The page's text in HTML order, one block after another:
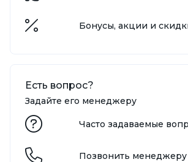
Бонусы, акции и
Есть вопрос?
Задайте его менеджеру
Часто задаваемые
Позвонить менеджеру